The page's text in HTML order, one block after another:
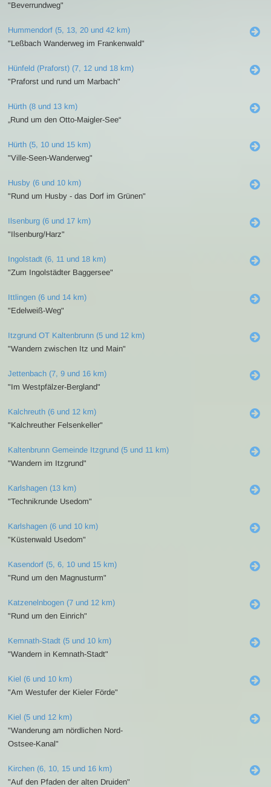
"Beverrundweg"
Hummendorf (5, 13, 20 und 42 km)
"Leßbach Wanderweg im Frankenwald"
Hünfeld (Praforst) (7, 12 und 18 km)
"Praforst und rund um Marbach"
Hürth (8 und 13 km)
„Rund um den Otto-Maigler-See“
Hürth (5, 10 und 15 km)
"Ville-Seen-Wanderweg"
Husby (6 und 10 km)
"Rund um Husby - das Dorf im Grünen"
Ilsenburg (6 und 17 km)
"Ilsenburg/Harz"
Ingolstadt (6, 11 und 18 km)
"Zum Ingolstädter Baggersee"
Ittlingen (6 und 14 km)
"Edelweiß-Weg"
Itzgrund OT Kaltenbrunn (5 und 12 km)
"Wandern zwischen Itz und Main"
Jettenbach (7, 9 und 16 km)
"Im Westpfälzer-Bergland"
Kalchreuth (6 und 12 km)
"Kalchreuther Felsenkeller"
Kaltenbrunn Gemeinde Itzgrund (5 und 11 km)
"Wandern im Itzgrund"
Karlshagen (13 km)
"Technikrunde Usedom"
Karlshagen (6 und 10 km)
"Küstenwald Usedom"
Kasendorf (5, 6, 10 und 15 km)
"Rund um den Magnusturm"
Katzenelnbogen (7 und 12 km)
"Rund um den Einrich"
Kemnath-Stadt (5 und 10 km)
"Wandern in Kemnath-Stadt"
Kiel (6 und 10 km)
"Am Westufer der Kieler Förde"
Kiel (5 und 12 km)
"Wanderung am nördlichen Nord-
Ostsee-Kanal"
Kirchen (6, 10, 15 und 16 km)
"Auf den Pfaden der alten Druiden"